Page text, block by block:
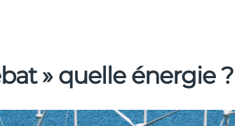
» quelle énergie ?